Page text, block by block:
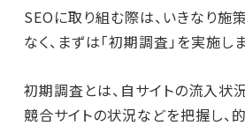
SEOに取り組む際は、いきなり施
なく、まずは「初期調査」を実施しま
初期調査とは、自サイトの流入状
競合サイトの状況などを把握し、